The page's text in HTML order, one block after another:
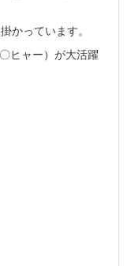
かっています。
ヒャー）が大活躍